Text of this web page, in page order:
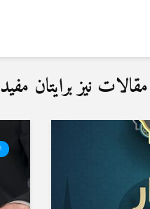
نیز برایتان